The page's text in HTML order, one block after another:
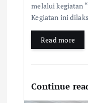
melalui kegiatan
Kegiatan ini
Read more
Continue